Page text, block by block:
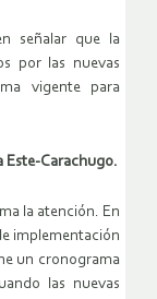
señalar que la
por las nuevas
vigente para
Este-Carachugo.
la atención. En
implementación
un cronograma
las nuevas